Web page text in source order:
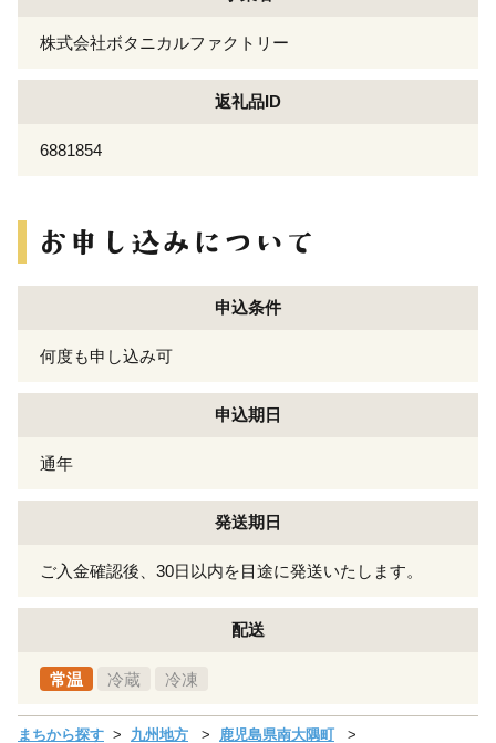
株式会社ボタニカルファクトリー
返礼品ID
6881854
申込条件
何度も申し込み可
申込期日
通年
発送期日
ご入金確認後、30日以内を目途に発送いたします。
配送
常温 冷蔵 冷凍
まちから探す 九州地方 鹿児島県南大隅町